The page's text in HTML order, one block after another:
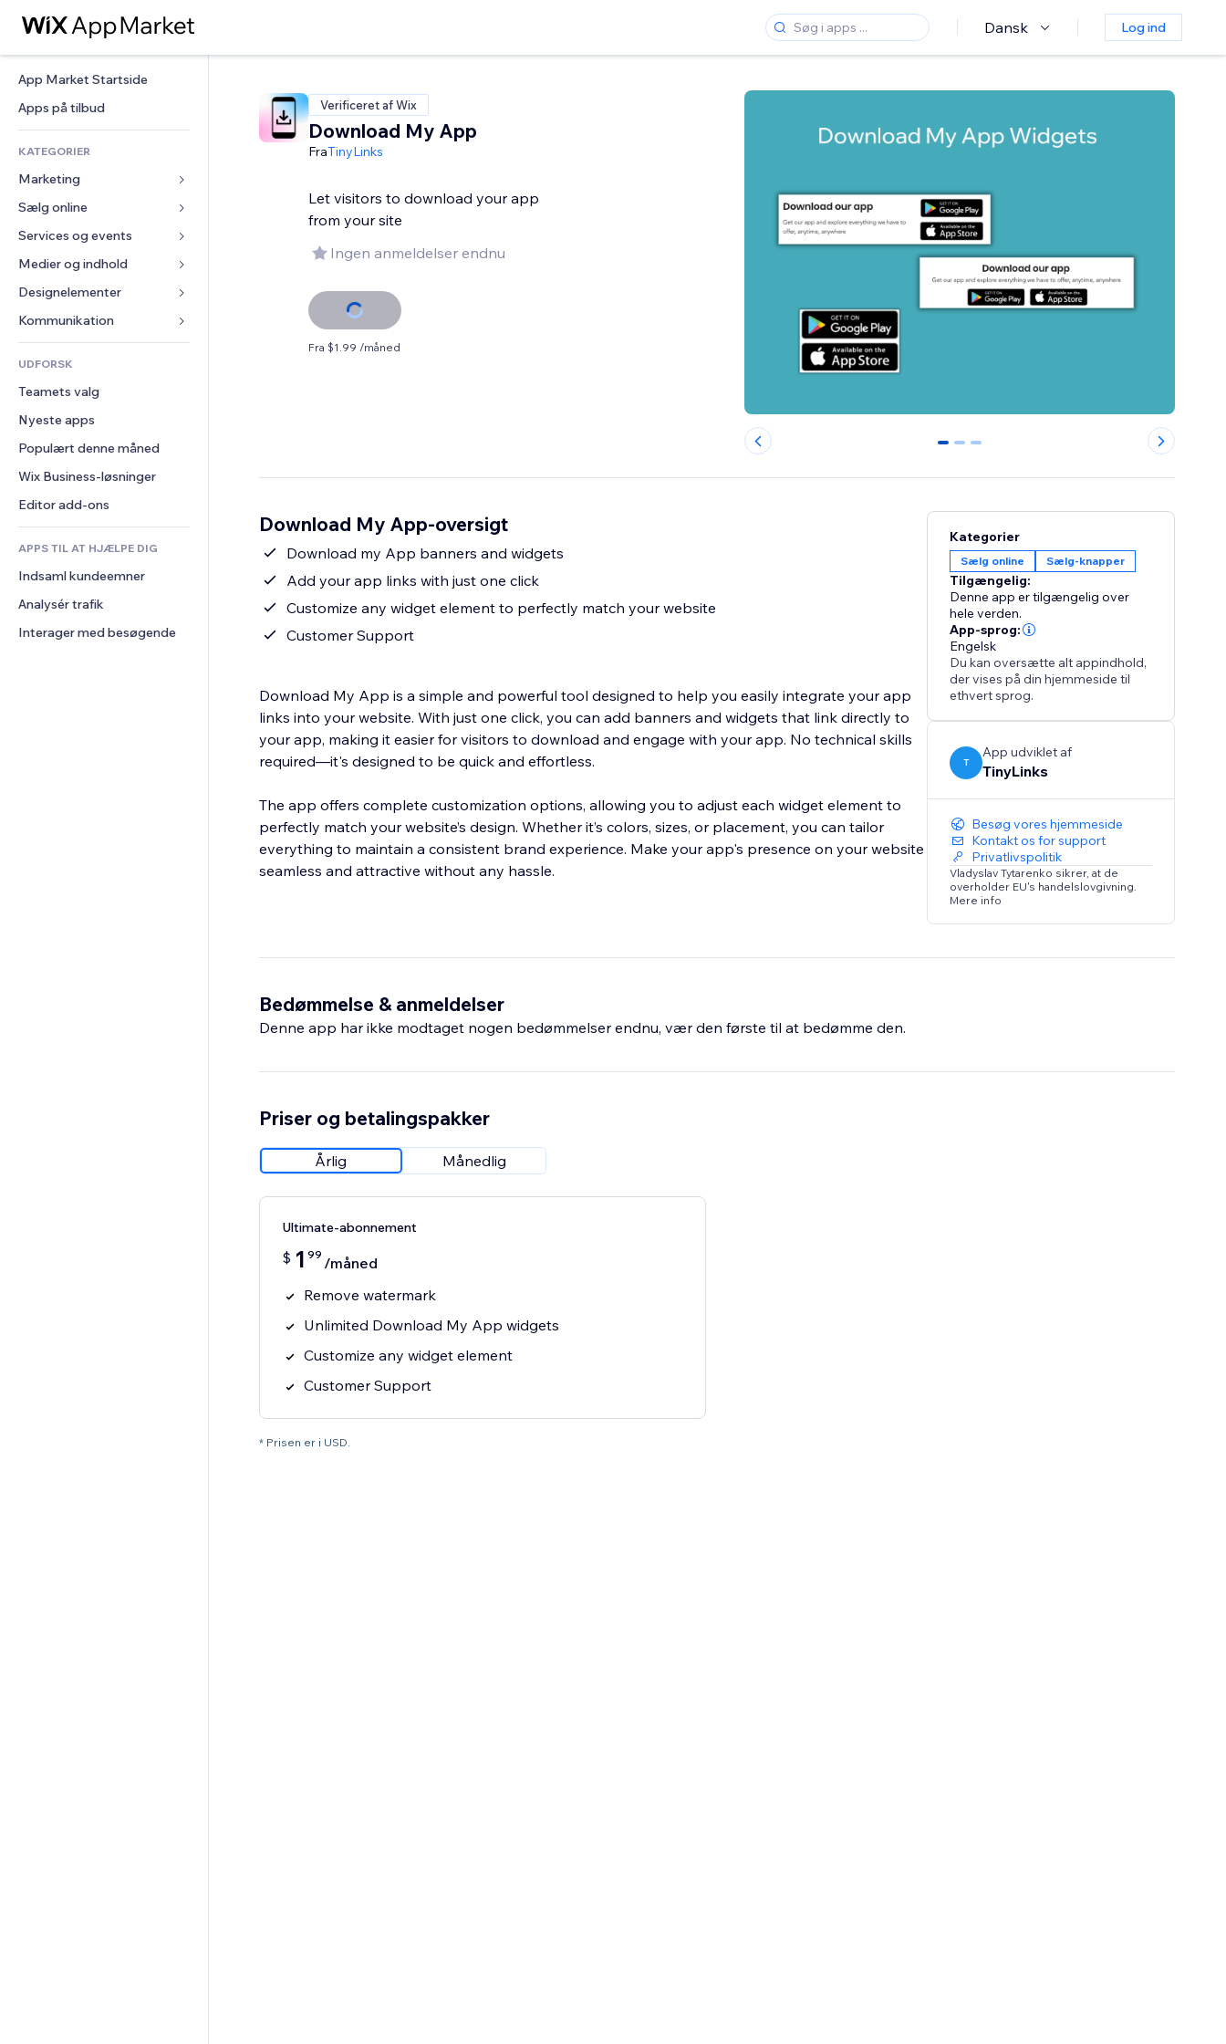
Dansk Log ind
App Market Startside
Apps på tilbud
KATEGORIER
Marketing
Annoncer
Mobil
Statistikker
Hjemmesideregister
E-mail
Sælg online
Apps til Webshops
Forsendelse og levering
Sælg-knapper
Bogføring
Kuponer og loyalitet
Lagerløsninger
Services og events
Hoteller
Events
Restauranter
Ejendomshandel
Bookinger
Medier og indhold
Galleri
Musik
Podcasts
Fotografi
Video
PDF
Fildeling
Nyheder
Designelementer
Kort og Navigation
Privatliv & Sikkerhed
Ur
Sideskabeloner
Billedeffekter
Knapper og menuer
Bannere og badges
Lommeregnere
Søg
Vejr
Diagrammer og tabeller
Formularer
Meningsmålinger
Chat
Kommentarer
Telefon
Fællesskab
Anmeldelser og anbefalinger
CRM
UDFORSK
Teamets valg
Nyeste apps
Populært denne måned
Wix Business-løsninger
Editor add-ons
APPS TIL AT HJÆLPE DIG
Indsaml kundeemner
Analysér trafik
Interager med besøgende
Verificeret af Wix
Download My App
FraTinyLinks
Let visitors to download your app
from your site
Ingen anmeldelser endnu
Fra $1.99 /måned
0 1 2
Download My App-oversigt
Download my App banners and widgets
Add your app links with just one click
Customize any widget element to perfectly match your website
Customer Support
Download My App is a simple and powerful tool designed to help you easily integrate your app
links into your website. With just one click, you can add banners and widgets that link directly to
your app, making it easier for visitors to download and engage with your app. No technical skills
required—it's designed to be quick and effortless.
The app offers complete customization options, allowing you to adjust each widget element to
perfectly match your website’s design. Whether it’s colors, sizes, or placement, you can tailor
everything to maintain a consistent brand experience. Make your app's presence on your website
seamless and attractive without any hassle.
Kategorier
Sælg online Sælg-knapper
Tilgængelig:
Denne app er tilgængelig over
hele verden.
App-sprog:
Engelsk
Du kan oversætte alt appindhold,
der vises på din hjemmeside til
ethvert sprog.
T
App udviklet af
TinyLinks
Besøg vores hjemmeside
Kontakt os for support
Privatlivspolitik
Vladyslav Tytarenko sikrer, at de
overholder EU's handelslovgivning.
Mere info
Bedømmelse & anmeldelser
Denne app har ikke modtaget nogen bedømmelser endnu, vær den første til at bedømme den.
Priser og betalingspakker
Årlig Månedlig
Ultimate-abonnement
$ 1 99 /måned
Remove watermark
Unlimited Download My App widgets
Customize any widget element
Customer Support
* Prisen er i USD.